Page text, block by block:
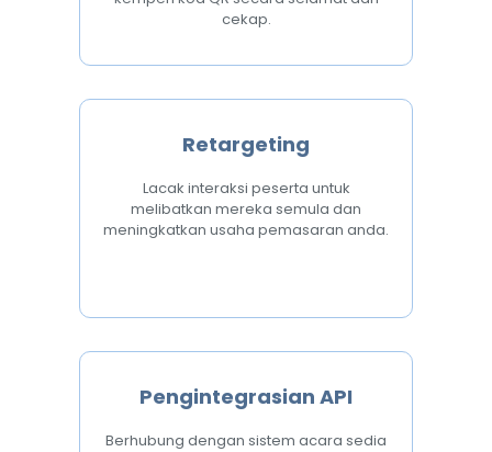
cekap.
Retargeting
Lacak interaksi peserta untuk
melibatkan mereka semula dan
meningkatkan usaha pemasaran anda.
Pengintegrasian API
Berhubung dengan sistem acara sedia